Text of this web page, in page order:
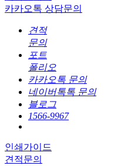
카카오톡 상담문의
견적
문의
포트
폴리오
카카오톡 문의
네이버톡톡 문의
블로그
1566-9967
인쇄가이드
견적문의